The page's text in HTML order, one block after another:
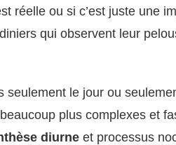
réelle ou si c’est juste une
qui observent leur
seulement le jour ou
plus complexes et
diurne et processus